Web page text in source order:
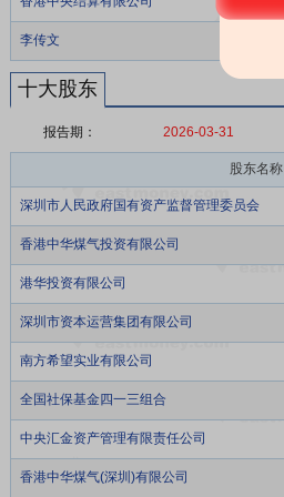
李传文
十大股东
报告期： 2026-03-31
股东名称
深圳市人民政府国有资产监督管理委员会
香港中华煤气投资有限公司
港华投资有限公司
深圳市资本运营集团有限公司
南方希望实业有限公司
全国社保基金四一三组合
中央汇金资产管理有限责任公司
香港中华煤气(深圳)有限公司